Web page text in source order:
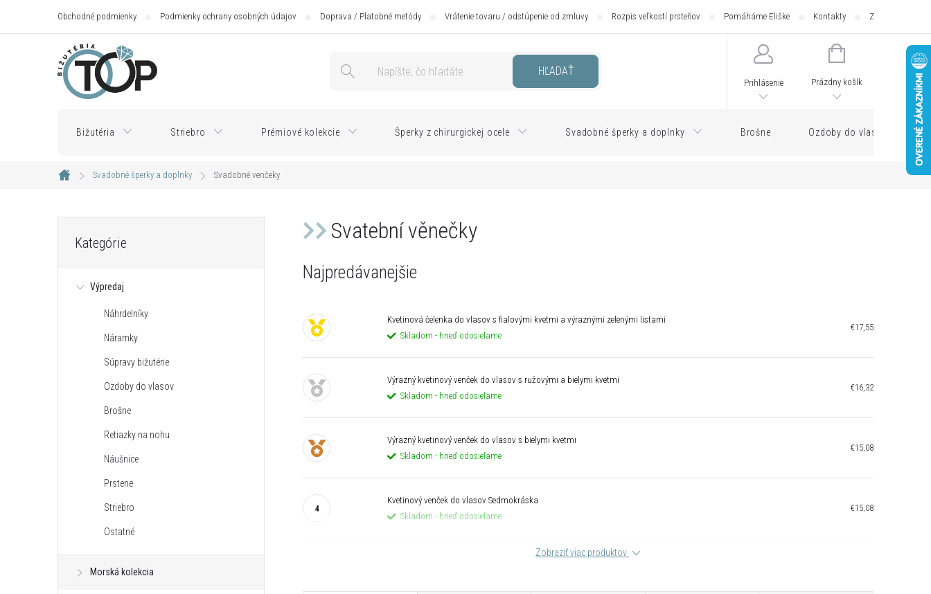
Obchodné podmienky Podmienky ochrany osobných údajov Doprava / Platobné metódy Vrátenie tovaru / odstúpenie od zmluvy Rozpis veľkostí prsteňov Pomáháme Eliške Kontakty Zásilkovna -
HĽADAŤ
Prihlásenie
NÁKUPNÝ
Prázdny košík
Bižutéria Striebro Prémiové kolekcie Šperky z chirurgickej ocele Svadobné šperky a doplnky Brošne Ozdoby do vlasov
Domov
Svadobné šperky a doplnky Svadobné venčeky
kategórie
Kategórie
Výpredaj
Náhrdelníky
Náramky
Súpravy bižutérie
Ozdoby do vlasov
Brošne
Retiazky na nohu
Náušnice
Prstene
Striebro
Ostatné
Morská kolekcia
Svatební věnečky
Najpredávanejšie
Kvetinová čelenka do vlasov s fialovými kvetmi a výraznými zelenými listami
Skladom - hneď odosielame
€17,55
Výrazný kvetinový venček do vlasov s ružovými a bielymi kvetmi
Skladom - hneď odosielame
€16,32
Výrazný kvetinový venček do vlasov s bielymi kvetmi
Skladom - hneď odosielame
€15,08
Kvetinový venček do vlasov Sedmokráska
Skladom - hneď odosielame
€15,08
Zobraziť viac produktov